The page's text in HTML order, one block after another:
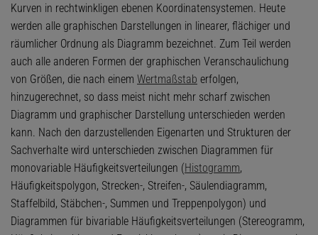
Kurven in rechtwinkligen ebenen Koordinatensystemen. Heute
werden alle graphischen Darstellungen in linearer, flächiger und
räumlicher Ordnung als Diagramm bezeichnet. Zum Teil werden
auch alle anderen Formen der graphischen Veranschaulichung
von Größen, die nach einem Wertmaßstab erfolgen,
hinzugerechnet, so dass meist nicht mehr scharf zwischen
Diagramm und graphischer Darstellung unterschieden werden
kann. Nach den darzustellenden Eigenarten und Strukturen der
Sachverhalte wird unterschieden zwischen Diagrammen für
monovariable Häufigkeitsverteilungen (Histogramm,
Häufigkeitspolygon, Strecken-, Streifen-, Säulendiagramm,
Staffelbild, Stäbchen-, Summen und Treppenpolygon) und
Diagrammen für bivariable Häufigkeitsverteilungen (Stereogramm,